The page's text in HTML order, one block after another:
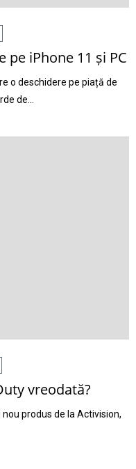
pe iPhone 11 și PC
o deschidere pe piață de
de…
vreodată?
produs de la Activision,